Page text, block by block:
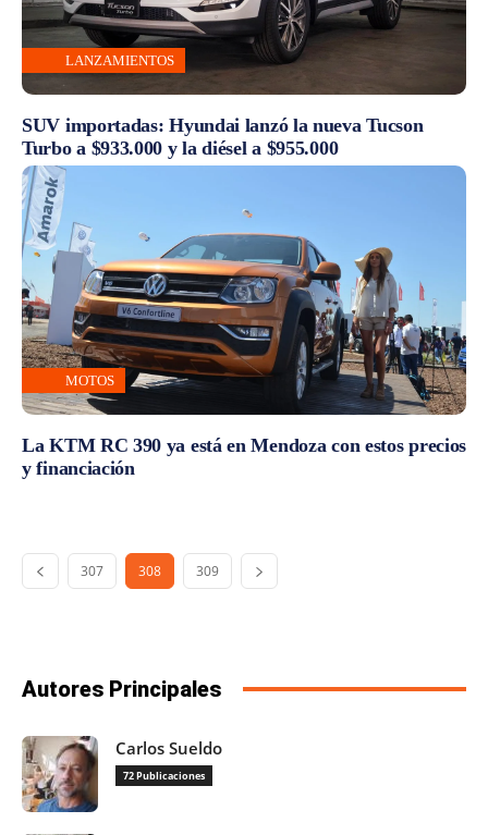
LANZAMIENTOS
SUV importadas: Hyundai lanzó la nueva Tucson
Turbo a $933.000 y la diésel a $955.000
MOTOS
La KTM RC 390 ya está en Mendoza con estos precios
y financiación
307 308 309
Autores Principales
Carlos Sueldo
72 Publicaciones